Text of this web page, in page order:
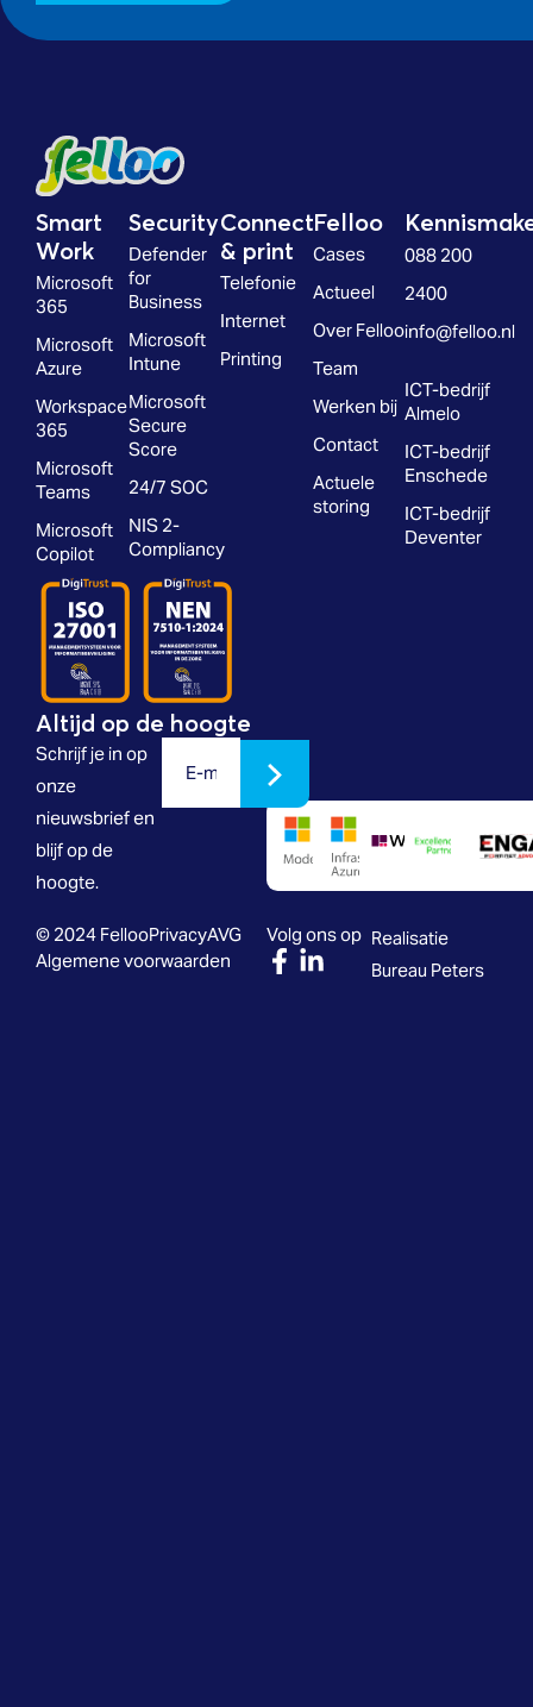
Smart
Work
Microsoft
365
Microsoft
Azure
Workspace
365
Microsoft
Teams
Microsoft
Copilot
Security
Defender
for
Business
Microsoft
Intune
Microsoft
Secure
Score
24/7 SOC
NIS 2-
Compliancy
Connect
& print
Telefonie
Internet
Printing
Felloo
Cases
Actueel
Over Felloo
Team
Werken bij
Contact
Actuele
storing
088 200
2400
info@felloo.nl
ICT-bedrijf
Almelo
ICT-bedrijf
Enschede
ICT-bedrijf
Deventer
Altijd op de hoogte
Schrijf je in op
onze
nieuwsbrief en
blijf op de
hoogte.
© 2024 FellooPrivacyAVG
Algemene voorwaarden
Volg ons op Realisatie
Bureau Peters